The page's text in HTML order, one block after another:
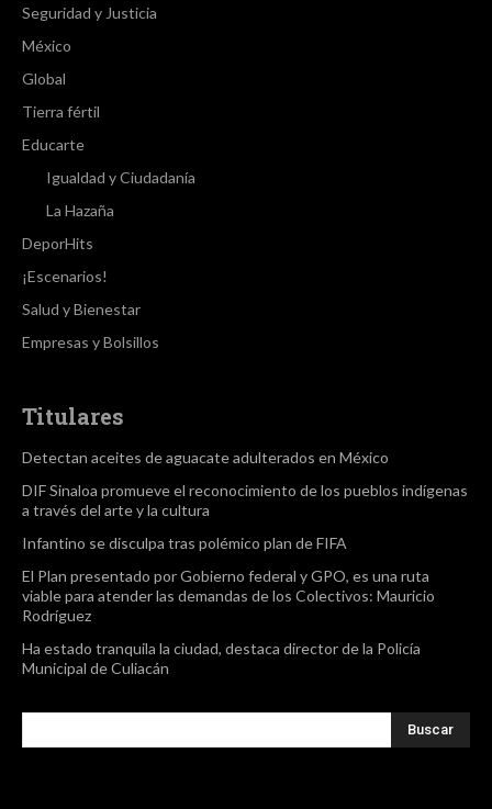
Seguridad y Justicia
México
Global
Tierra fértil
Educarte
Igualdad y Ciudadanía
La Hazaña
DeporHits
¡Escenarios!
Salud y Bienestar
Empresas y Bolsillos
Titulares
Detectan aceites de aguacate adulterados en México
DIF Sinaloa promueve el reconocimiento de los pueblos indígenas
a través del arte y la cultura
Infantino se disculpa tras polémico plan de FIFA
El Plan presentado por Gobierno federal y GPO, es una ruta
viable para atender las demandas de los Colectivos: Mauricio
Rodríguez
Ha estado tranquila la ciudad, destaca director de la Policía
Municipal de Culiacán
Buscar